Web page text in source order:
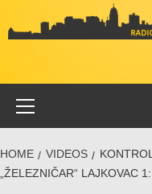
HOME VIDEOS
„ŽELEZNIČAR“ LAJKOVAC